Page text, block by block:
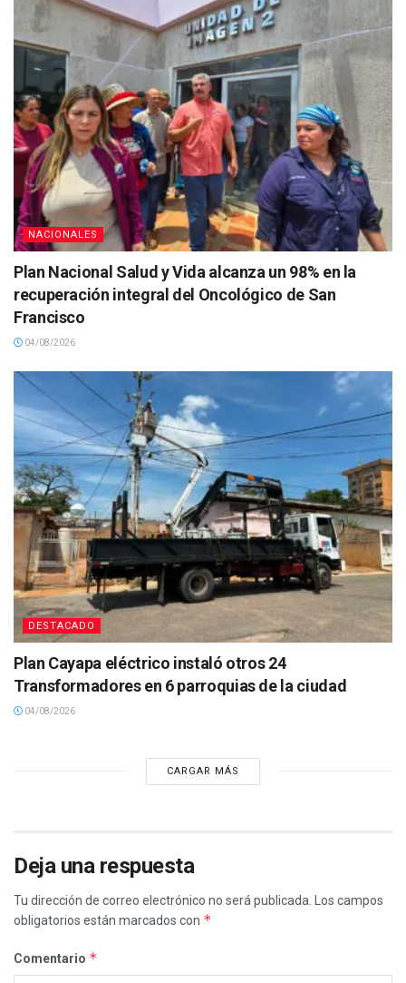
NACIONALES
Plan Nacional Salud y Vida alcanza un 98% en la
recuperación integral del Oncológico de San
Francisco
04/08/2026
DESTACADO
Plan Cayapa eléctrico instaló otros 24
Transformadores en 6 parroquias de la ciudad
04/08/2026
CARGAR MÁS
Deja una respuesta
Tu dirección de correo electrónico no será publicada.
Los campos
obligatorios están marcados con *
Comentario *